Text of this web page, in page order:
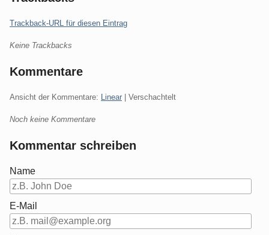
Trackback-URL für diesen Eintrag
Keine Trackbacks
Kommentare
Ansicht der Kommentare: Linear | Verschachtelt
Noch keine Kommentare
Kommentar schreiben
Name
E-Mail